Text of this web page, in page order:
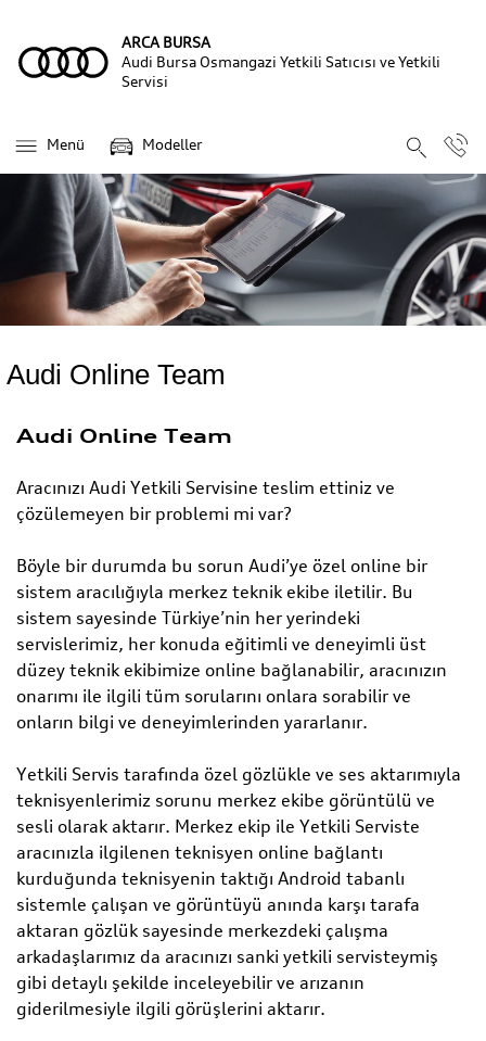
ARCA BURSA
Audi Bursa Osmangazi Yetkili Satıcısı ve Yetkili
Servisi
Menü Modeller
Audi Online Team
Audi Online Team
Aracınızı Audi Yetkili Servisine teslim ettiniz ve
çözülemeyen bir problemi mi var?
Böyle bir durumda bu sorun Audi’ye özel online bir
sistem aracılığıyla merkez teknik ekibe iletilir. Bu
sistem sayesinde Türkiye’nin her yerindeki
servislerimiz, her konuda eğitimli ve deneyimli üst
düzey teknik ekibimize online bağlanabilir, aracınızın
onarımı ile ilgili tüm sorularını onlara sorabilir ve
onların bilgi ve deneyimlerinden yararlanır.
Yetkili Servis tarafında özel gözlükle ve ses aktarımıyla
teknisyenlerimiz sorunu merkez ekibe görüntülü ve
sesli olarak aktarır. Merkez ekip ile Yetkili Serviste
aracınızla ilgilenen teknisyen online bağlantı
kurduğunda teknisyenin taktığı Android tabanlı
sistemle çalışan ve görüntüyü anında karşı tarafa
aktaran gözlük sayesinde merkezdeki çalışma
arkadaşlarımız da aracınızı sanki yetkili servisteymiş
gibi detaylı şekilde inceleyebilir ve arızanın
giderilmesiyle ilgili görüşlerini aktarır.